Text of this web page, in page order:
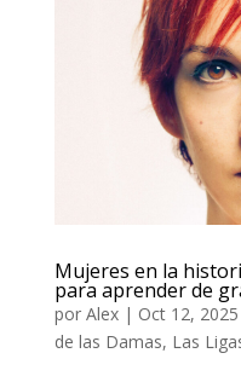
Mujeres en la
para aprender de
por Alex| Oct 12, 2025
de las Damas, Las